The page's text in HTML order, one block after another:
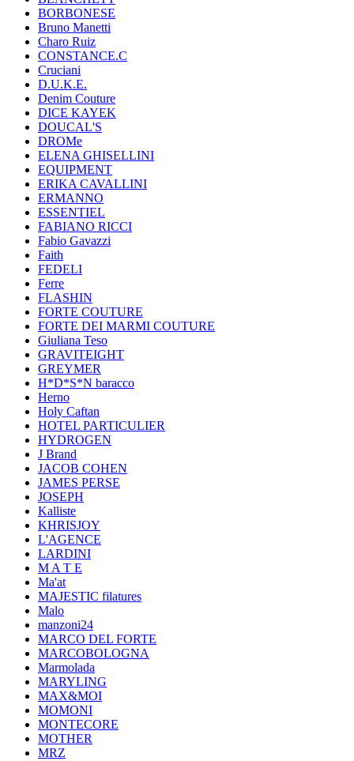
BORBONESE
Bruno Manetti
Charo Ruiz
CONSTANCE.C
Cruciani
D.U.K.E.
Denim Couture
DICE KAYEK
DOUCAL'S
DROMe
ELENA GHISELLINI
EQUIPMENT
ERIKA CAVALLINI
ERMANNO
ESSENTIEL
FABIANO RICCI
Fabio Gavazzi
Faith
FEDELI
Ferre
FLASHIN
FORTE COUTURE
FORTE DEI MARMI COUTURE
Giuliana Teso
GRAVITEIGHT
GREYMER
H*D*S*N baracco
Herno
Holy Caftan
HOTEL PARTICULIER
HYDROGEN
J Brand
JACOB COHEN
JAMES PERSE
JOSEPH
Kalliste
KHRISJOY
L'AGENCE
LARDINI
M A T E
Ma'at
MAJESTIC filatures
Malo
manzoni24
MARCO DEL FORTE
MARCOBOLOGNA
Marmolada
MARYLING
MAX&MOI
MOMONI
MONTECORE
MOTHER
MRZ